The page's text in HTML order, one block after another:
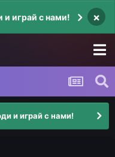
и играй с нами! ×
и играй с нами!